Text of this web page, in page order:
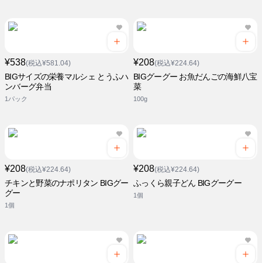
¥538(税込¥581.04)
BIGサイズの栄養マルシェ とうふハ
ンバーグ弁当
1パック
¥208(税込¥224.64)
BIGグーグー お魚だんごの海鮮八宝
菜
100g
¥208(税込¥224.64)
チキンと野菜のナポリタン BIGグー
グー
1個
¥208(税込¥224.64)
ふっくら親子どん BIGグーグー
1個